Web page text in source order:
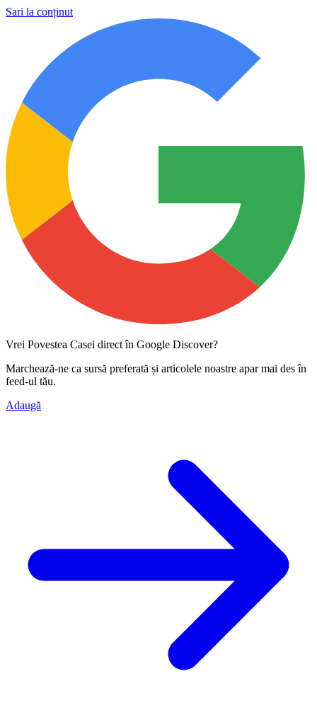
Sari la conținut
Vrei Povestea Casei direct în Google Discover?
Marchează-ne ca sursă preferată și articolele noastre apar mai des în
feed-ul tău.
Adaugă